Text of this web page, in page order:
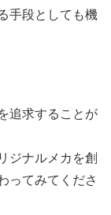
手段としても機
追求することが
ジナルメカを創
ってみてくださ